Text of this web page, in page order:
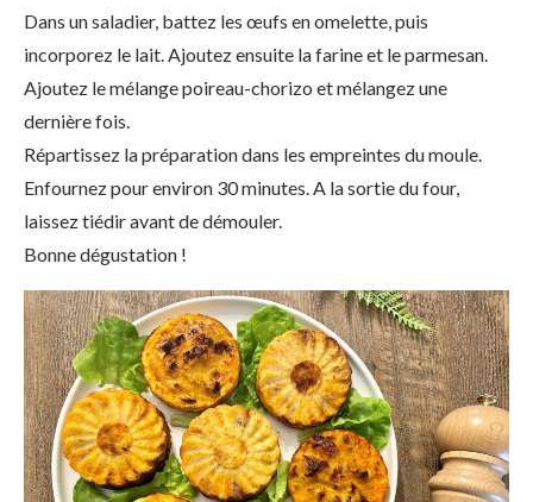
Dans un saladier, battez les œufs en omelette, puis
incorporez le lait. Ajoutez ensuite la farine et le parmesan.
Ajoutez le mélange poireau-chorizo et mélangez une
dernière fois.
Répartissez la préparation dans les empreintes du moule.
Enfournez pour environ 30 minutes. A la sortie du four,
laissez tiédir avant de démouler.
Bonne dégustation !